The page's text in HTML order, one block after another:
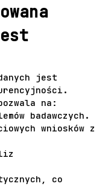
jest
na:
badawczych.
wniosków z
co